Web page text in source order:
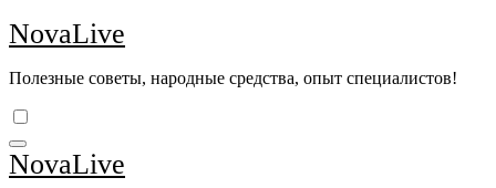
Перейти
к
NovaLive
Полезные советы, народные средства, опыт специалистов!
NovaLive